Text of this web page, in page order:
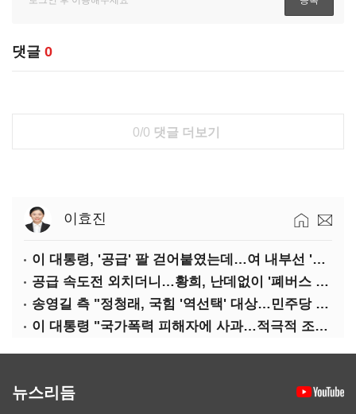
댓글 0
0/0 댓글 더보기
이효진
이 대통령, '공급' 팔 걷어붙였는데…여 내부선 '부동산 망언'(종합)
공급 속도전 외치더니…황희, 난데없이 '폐버스 리모델링' 제안
송영길 측 "정청래, 국힘 '역선택' 대상…민주당 대표로 총선 지휘 못해"
이 대통령 "국가폭력 피해자에 사과…적극적 조사로 진실 밝혀야"
뉴스리듬